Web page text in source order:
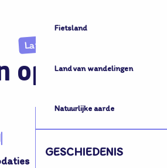
Fietsland
Land van wandelingen
Natuurlijke aarde
GESCHIEDENIS
Land
opvang